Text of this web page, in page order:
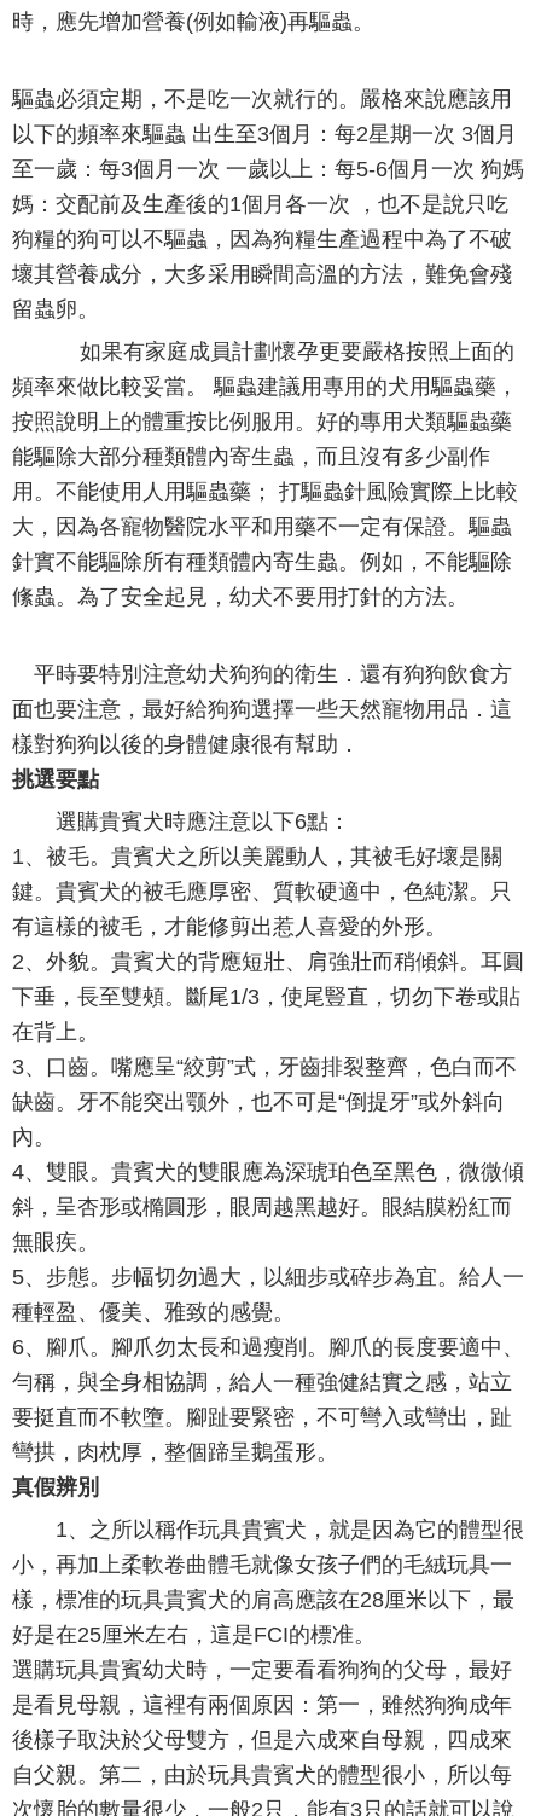
時，應先增加營養(例如輸液)再驅蟲。
驅蟲必須定期，不是吃一次就行的。嚴格來說應該用
以下的頻率來驅蟲 出生至3個月：每2星期一次 3個月
至一歲：每3個月一次 一歲以上：每5-6個月一次 狗媽
媽：交配前及生產後的1個月各一次 ，也不是說只吃
狗糧的狗可以不驅蟲，因為狗糧生產過程中為了不破
壞其營養成分，大多采用瞬間高溫的方法，難免會殘
留蟲卵。
如果有家庭成員計劃懷孕更要嚴格按照上面的
頻率來做比較妥當。 驅蟲建議用專用的犬用驅蟲藥，
按照說明上的體重按比例服用。好的專用犬類驅蟲藥
能驅除大部分種類體內寄生蟲，而且沒有多少副作
用。不能使用人用驅蟲藥； 打驅蟲針風險實際上比較
大，因為各寵物醫院水平和用藥不一定有保證。驅蟲
針實不能驅除所有種類體內寄生蟲。例如，不能驅除
絛蟲。為了安全起見，幼犬不要用打針的方法。
平時要特別注意幼犬狗狗的衛生．還有狗狗飲食方
面也要注意，最好給狗狗選擇一些天然寵物用品．這
樣對狗狗以後的身體健康很有幫助．
挑選要點
選購貴賓犬時應注意以下6點：
1、被毛。貴賓犬之所以美麗動人，其被毛好壞是關
鍵。貴賓犬的被毛應厚密、質軟硬適中，色純潔。只
有這樣的被毛，才能修剪出惹人喜愛的外形。
2、外貌。貴賓犬的背應短壯、肩強壯而稍傾斜。耳圓
下垂，長至雙頰。斷尾1/3，使尾豎直，切勿下卷或貼
在背上。
3、口齒。嘴應呈“絞剪”式，牙齒排裂整齊，色白而不
缺齒。牙不能突出颚外，也不可是“倒提牙”或外斜向
內。
4、雙眼。貴賓犬的雙眼應為深琥珀色至黑色，微微傾
斜，呈杏形或橢圓形，眼周越黑越好。眼結膜粉紅而
無眼疾。
5、步態。步幅切勿過大，以細步或碎步為宜。給人一
種輕盈、優美、雅致的感覺。
6、腳爪。腳爪勿太長和過瘦削。腳爪的長度要適中、
勻稱，與全身相協調，給人一種強健結實之感，站立
要挺直而不軟墮。腳趾要緊密，不可彎入或彎出，趾
彎拱，肉枕厚，整個蹄呈鵝蛋形。
真假辨別
1、之所以稱作玩具貴賓犬，就是因為它的體型很
小，再加上柔軟卷曲體毛就像女孩子們的毛絨玩具一
樣，標准的玩具貴賓犬的肩高應該在28厘米以下，最
好是在25厘米左右，這是FCI的標准。
選購玩具貴賓幼犬時，一定要看看狗狗的父母，最好
是看見母親，這裡有兩個原因：第一，雖然狗狗成年
後樣子取決於父母雙方，但是六成來自母親，四成來
自父親。第二，由於玩具貴賓犬的體型很小，所以每
次懷胎的數量很少，一般2只，能有3只的話就可以說